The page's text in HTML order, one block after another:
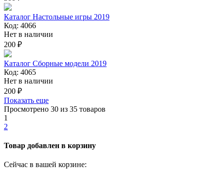
Каталог Настольные игры 2019
Код: 4066
Нет в наличии
200 ₽
Каталог Сборные модели 2019
Код: 4065
Нет в наличии
200 ₽
Показать еще
Просмотрено 30 из 35 товаров
1
2
Товар добавлен в корзину
Сейчас в вашей корзине: